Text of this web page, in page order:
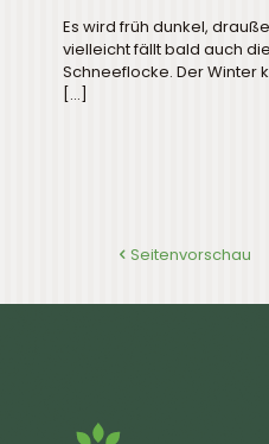
Es wird früh dunkel,
vielleicht fällt bald auch
Schneeflocke. Der Winter
[…]
Seitenvorschau